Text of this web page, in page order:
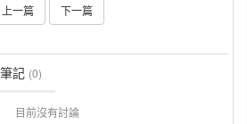
上一篇 下一篇
筆記 (0)
目前沒有討論